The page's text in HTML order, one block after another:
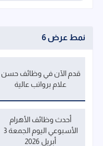
نمط عرض 6
قدم الآن في وظائف حسن
علام برواتب عالية
أحدث وظائف الأهرام
الأسبوعي اليوم الجمعة 3
أبريل 2026